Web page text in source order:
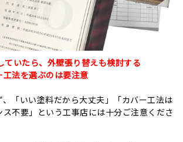
ていたら、外壁張り替えも検討する
工法を選ぶのは要注意
、「いい塗料だから大丈夫」「カバー工法は
不要」という工事店には十分ご注意くださ